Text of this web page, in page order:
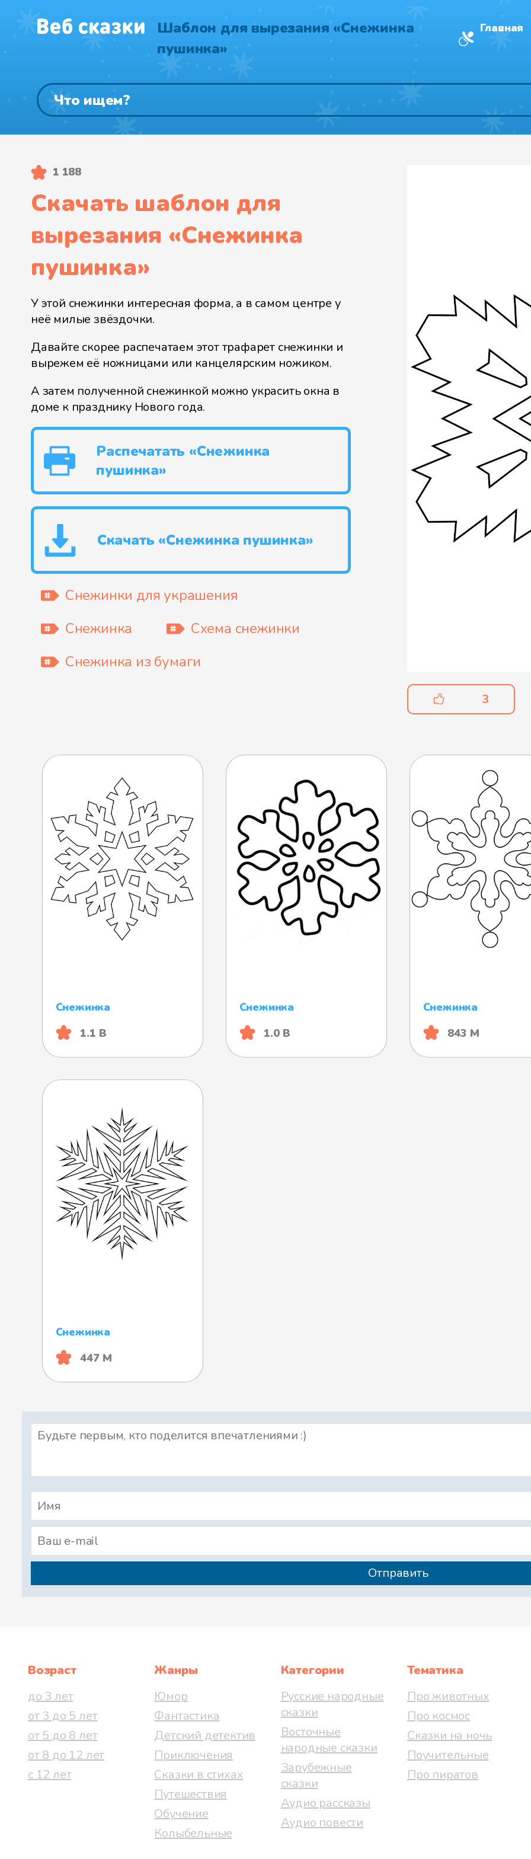
Шаблон для вырезания «Снежинка
пушинка»
Главная
3
1 188
Скачать шаблон для
вырезания «Снежинка
пушинка»
У этой снежинки интересная форма, а в самом центре у
неё милые звёздочки.
Давайте скорее распечатаем этот трафарет снежинки и
вырежем её ножницами или канцелярским ножиком.
А затем полученной снежинкой можно украсить окна в
доме к празднику Нового года.
Распечатать «Снежинка
пушинка»
Скачать «Снежинка пушинка»
Снежинки для украшения
Снежинка
Схема снежинки
Снежинка из бумаги
Снежинка
1.1 B
Снежинка
1.0 B
Снежинка
843 М
Снежинка
447 М
Возраст
до 3 лет
от 3 до 5 лет
от 5 до 8 лет
от 8 до 12 лет
с 12 лет
Жанры
Юмор
Фантастика
Детский детектив
Приключения
Сказки в стихах
Путешествия
Обучение
Колыбельные
Категории
Русские народные
сказки
Восточные
народные сказки
Зарубежные
сказки
Аудио рассказы
Аудио повести
Тематика
Про животных
Про космос
Сказки на ночь
Поучительные
Про пиратов